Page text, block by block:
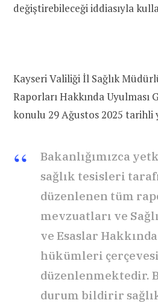
değiştirebileceği iddiasıyla
Kayseri Valiliği İl Sağlık
Raporları Hakkında Uyulması
konulu 29 Ağustos 2025 tarihli
Bakanlığımızca
sağlık tesisleri
düzenlenen tüm
mevzuatları ve
ve Esaslar
hükümleri
düzenlenmektedir.
durum bildirir